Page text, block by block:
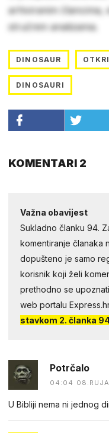
arhiviranim člancima,
stručnim analizama.
DINOSAUR
DINOSAURI
KOMENTARI 2
Važna obavijest
Sukladno članku 94.
komentiranje članaka
dopušteno je samo
korisnik koji želi
prethodno se
web portalu
stavkom 2. članka
Potrčalo
04:04
U Bibliji nema ni jednog